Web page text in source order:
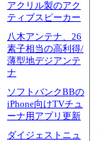
アクリル製のアク
ティブスピーカー
八木アンテナ、26
素子相当の高利得/
薄型地デジアンテ
ナ
ソフトバンクBBの
iPhone向けTVチュ
ーナ用アプリ更新
ダイジェストニュ